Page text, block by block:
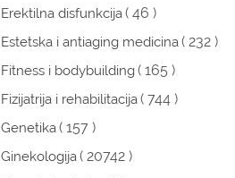
Erektilna disfunkcija( 46 )
Estetska i antiaging medicina( 232 )
Fitness i bodybuilding( 165 )
Fizijatrija i rehabilitacija( 744 )
Genetika( 157 )
Ginekologija( 20742 )